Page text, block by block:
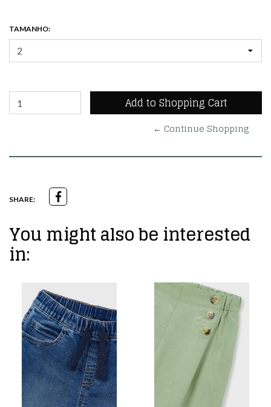
TAMANHO:
← Continue Shopping
SHARE:
You might also be interested
in: